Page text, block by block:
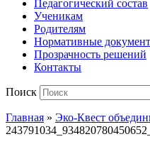
Педагогический состав
Ученикам
Родителям
Нормативные
Прозрачность решений
Контакты
Поиск
Главная » Эко-Квест